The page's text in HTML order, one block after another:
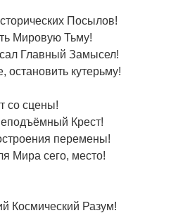
Посылов!
Мировую Тьму!
Главный Замысел!
остановить кутерьму!
со сцены!
Крест!
перемены!
Мира сего, место!
Космический Разум!